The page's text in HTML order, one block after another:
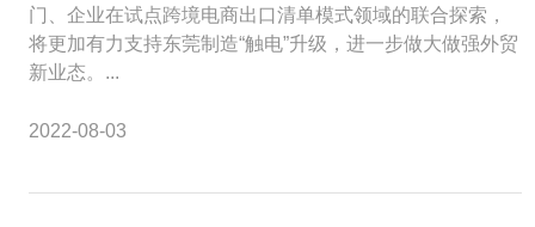
门、企业在试点跨境电商出口清单模式领域的联合探索，
将更加有力支持东莞制造“触电”升级，进一步做大做强外贸
新业态。...
2022-08-03